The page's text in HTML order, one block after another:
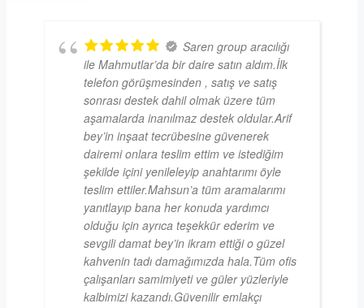
Saren group aracılığı
ile Mahmutlar’da bir daire satın aldım.İlk
telefon görüşmesinden , satış ve satış
sonrası destek dahil olmak üzere tüm
aşamalarda inanılmaz destek oldular.Arif
bey’in inşaat tecrübesine güvenerek
dairemi onlara teslim ettim ve istediğim
şekilde içini yenileleyip anahtarımı öyle
teslim ettiler.Mahsun’a tüm aramalarımı
yanıtlayıp bana her konuda yardımcı
olduğu için ayrıca teşekkür ederim ve
sevgili damat bey’in ikram ettiği o güzel
kahvenin tadı damağımızda hala.Tüm ofis
çalışanları samimiyeti ve güler yüzleriyle
kalbimizi kazandı.Güvenilir emlakçı